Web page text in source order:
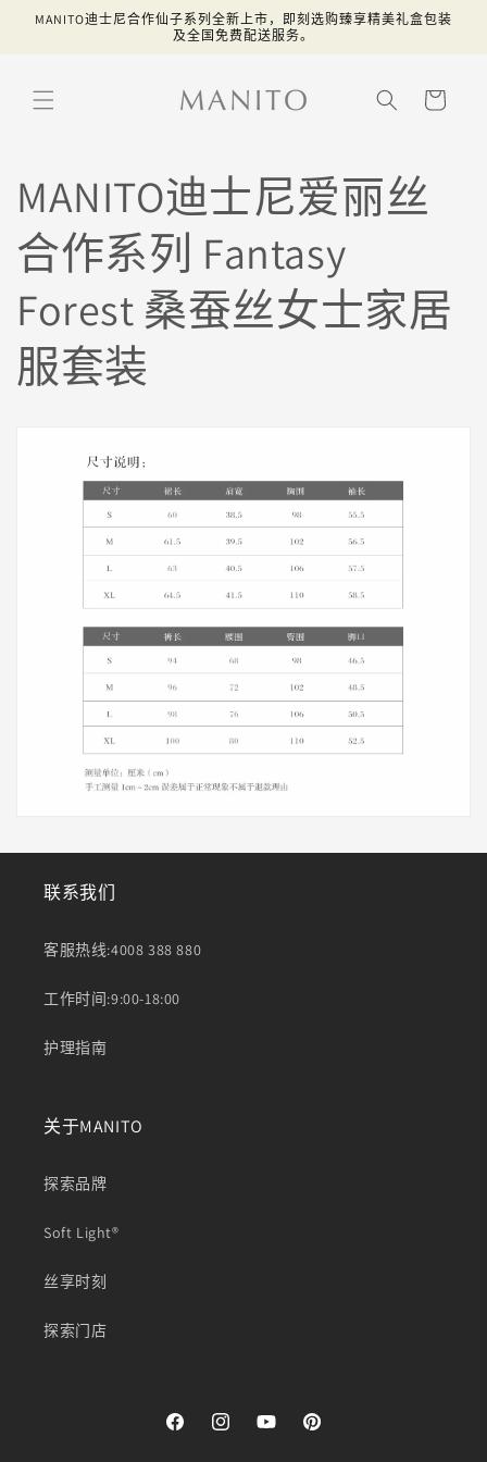
跳到内
MANITO迪士尼合作仙子系列全新上市，即刻选购臻享精美礼盒包装
及全国免费配送服务。
物
MANITO迪士尼爱丽丝
合作系列 Fantasy
Forest 桑蚕丝女士家居
服套装
联系我们
客服热线:4008 388 880
工作时间:9:00-18:00
护理指南
关于MANITO
探索品牌
Soft Light®
丝享时刻
探索门店
FacebookInstagramYouTubePinterest